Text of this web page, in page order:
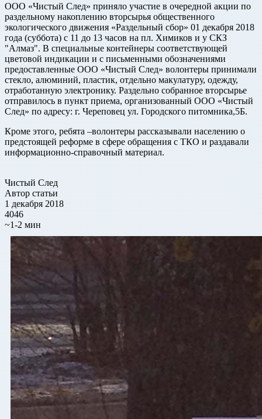
ООО «Чистый След» приняло участие в очередной акции по
раздельному накоплению вторсырья общественного
экологического движения «Раздельный сбор» 01 декабря 2018
года (суббота) с 11 до 13 часов на пл. Химиков и у СКЗ
"Алмаз". В специальные контейнеры соответствующей
цветовой индикации и с письменными обозначениями
предоставленные ООО «Чистый След» волонтеры принимали
стекло, алюминий, пластик, отдельно макулатуру, одежду,
отработанную электронику. Раздельно собранное вторсырье
отправилось в пункт приема, организованный ООО «Чистый
След» по адресу: г. Череповец ул. Городского питомника,5Б.
Кроме этого, ребята –волонтеры рассказывали населению о
предстоящей реформе в сфере обращения с ТКО и раздавали
информационно-справочный материал.
Чистый След
Автор статьи
1 декабря 2018
4046
~1-2 мин